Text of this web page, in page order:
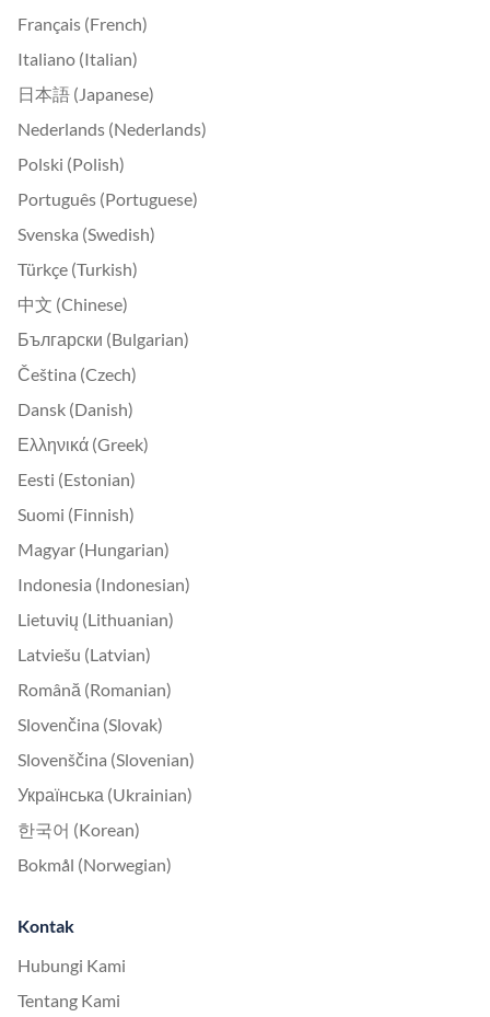
Français (French)
Italiano (Italian)
日本語 (Japanese)
Nederlands (Nederlands)
Polski (Polish)
Português (Portuguese)
Svenska (Swedish)
Türkçe (Turkish)
中文 (Chinese)
Български (Bulgarian)
Čeština (Czech)
Dansk (Danish)
Ελληνικά (Greek)
Eesti (Estonian)
Suomi (Finnish)
Magyar (Hungarian)
Indonesia (Indonesian)
Lietuvių (Lithuanian)
Latviešu (Latvian)
Română (Romanian)
Slovenčina (Slovak)
Slovenščina (Slovenian)
Українська (Ukrainian)
한국어 (Korean)
Bokmål (Norwegian)
Kontak
Hubungi Kami
Tentang Kami